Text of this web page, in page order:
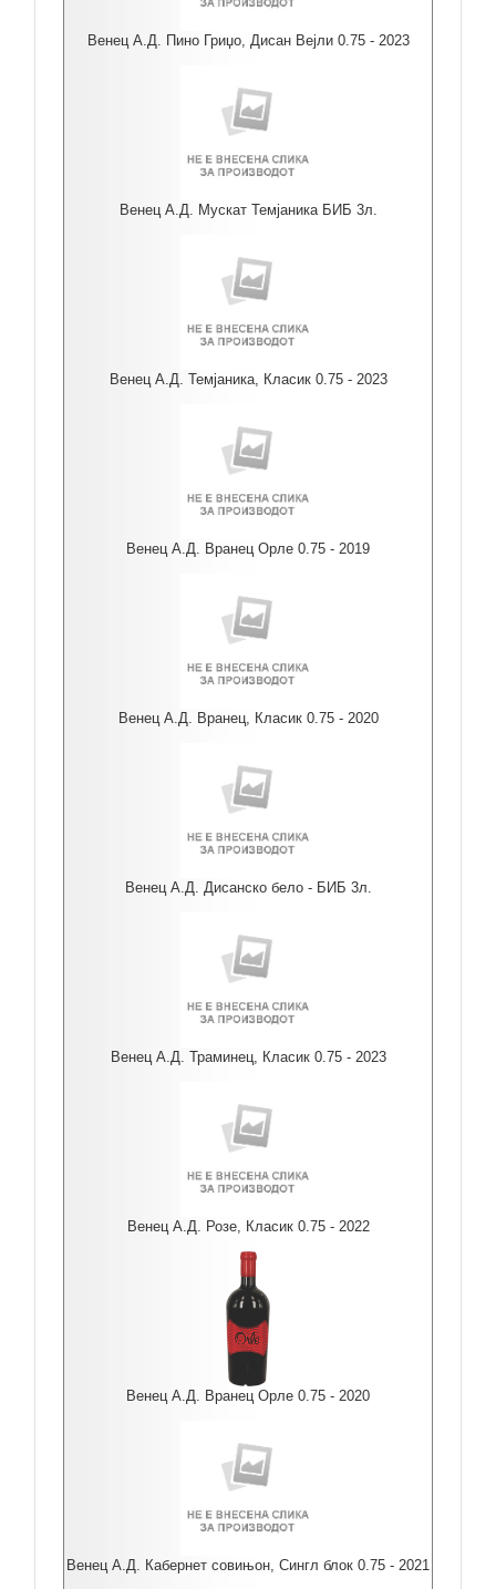
Венец А.Д. Пино Гриџо, Дисан Вејли 0.75 - 2023
Венец А.Д. Мускат Темјаника БИБ 3л.
Венец А.Д. Темјаника, Класик 0.75 - 2023
Венец А.Д. Вранец Орле 0.75 - 2019
Венец А.Д. Вранец, Класик 0.75 - 2020
Венец А.Д. Дисанско бело - БИБ 3л.
Венец А.Д. Траминец, Класик 0.75 - 2023
Венец А.Д. Розе, Класик 0.75 - 2022
Венец А.Д. Вранец Орле 0.75 - 2020
Венец А.Д. Кабернет совињон, Сингл блок 0.75 - 2021